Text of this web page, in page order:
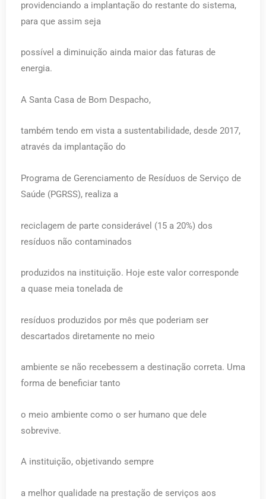
providenciando a implantação do restante do sistema,
para que assim seja
possível a diminuição ainda maior das faturas de
energia.
A Santa Casa de Bom Despacho,
também tendo em vista a sustentabilidade, desde 2017,
através da implantação do
Programa de Gerenciamento de Resíduos de Serviço de
Saúde (PGRSS), realiza a
reciclagem de parte considerável (15 a 20%) dos
resíduos não contaminados
produzidos na instituição. Hoje este valor corresponde
a quase meia tonelada de
resíduos produzidos por mês que poderiam ser
descartados diretamente no meio
ambiente se não recebessem a destinação correta. Uma
forma de beneficiar tanto
o meio ambiente como o ser humano que dele
sobrevive.
A instituição, objetivando sempre
a melhor qualidade na prestação de serviços aos